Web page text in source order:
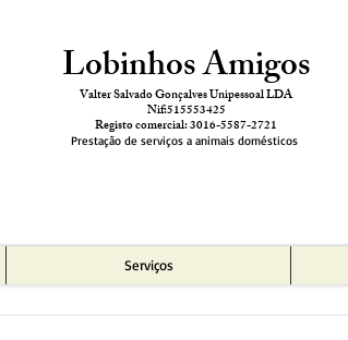
Lobinhos Amigos
Valter Salvado Gonçalves Unipessoal LDA
Nif:515553425
Registo comercial: 3016-5587-2721
Prestação de serviços a animais domésticos
Serviços